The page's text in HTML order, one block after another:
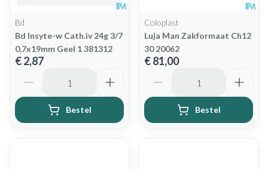
Bd
Bd Insyte-w Cath.iv 24g 3/7
0,7x19mm Geel 1 381312
€ 2,87
Bestel
Coloplast
Luja Man Zakformaat Ch12
30 20062
€ 81,00
Bestel